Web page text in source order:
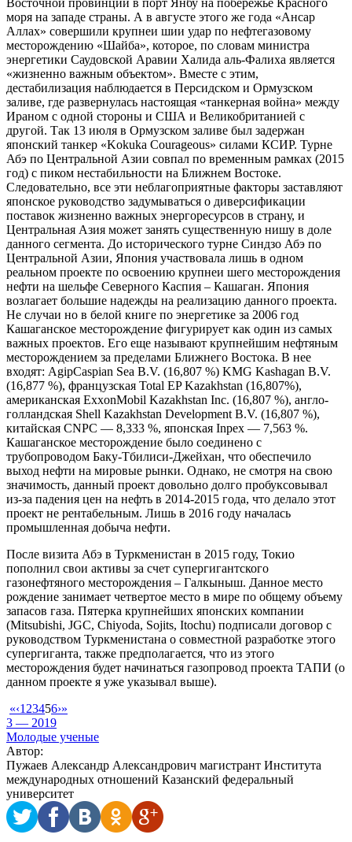
моря на западе страны. А в августе этого же года «Ансар
Аллах» совершили крупнеи шии удар по нефтегазовому
месторождению «Шайба», которое, по словам министра
энергетики Саудовской Аравии Халида аль-Фалиха является
«жизненно важным объектом». Вместе с этим,
дестабилизация наблюдается в Персидском и Ормузском
заливе, где развернулась настоящая «танкерная война» между
Ираном с одной стороны и США и Великобританией с
другой. Так 13 июля в Ормузском заливе был задержан
японский танкер «Kokuka Courageous» силами КСИР. Турне
Абэ по Центральной Азии совпал по временным рамках (2015
год) с пиком нестабильности на Ближнем Востоке.
Следовательно, все эти неблагоприятные факторы заставляют
японское руководство задумываться о диверсификации
поставок жизненно важных энергоресурсов в страну, и
Центральная Азия может занять существенную нишу в доле
данного сегмента. До исторического турне Синдзо Абэ по
Центральной Азии, Япония участвовала лишь в одном
реальном проекте по освоению крупнеи шего месторождения
нефти на шельфе Северного Каспия – Кашаган. Япония
возлагает большие надежды на реализацию данного проекта.
Не случаи но в белой книге по энергетике за 2006 год
Кашаганское месторождение фигурирует как один из самых
важных проектов. Его еще называют крупнейшим нефтяным
месторождением за пределами Ближнего Востока. В нее
входят: AgipCaspian Sea B.V. (16,807 %) KMG Kashagan B.V.
(16,877 %), французская Total EP Kazakhstan (16,807%),
американская ExxonMobil Kazakhstan Inc. (16,807 %), англо-
голландская Shell Kazakhstan Development B.V. (16,807 %),
китайская CNPC — 8,333 %, японская Inpex — 7,563 %.
Кашаганское месторождение было соединено с
трубопроводом Баку-Тбилиси-Джейхан, что обеспечило
выход нефти на мировые рынки. Однако, не смотря на свою
значимость, данный проект довольно долго пробуксовывал
из-за падения цен на нефть в 2014-2015 года, что делало этот
проект не рентабельным. Лишь в 2016 году началась
промышленная добыча нефти.
После визита Абэ в Туркменистан в 2015 году, Токио
пополнил свои активы за счет супергигантского
газонефтяного месторождения – Галкыныш. Данное место
рождение занимает четвертое место в мире по общему объему
запасов газа. Пятерка крупнейших японских компании
(Mitsubishi, JGC, Chiyoda, Sojits, Itochu) подписали договор с
руководством Туркменистана о совместной разработке этого
супергиганта, также предполагается, что из этого
месторождения будет начинаться газопровод проекта ТАПИ (о
данном проекте я уже указывал выше).
«‹1 23456›»
3 — 2019
Молодые ученые
Автор:
Пужаев Александр Александрович магистрант Института
международных отношений Казанский федеральный
университет